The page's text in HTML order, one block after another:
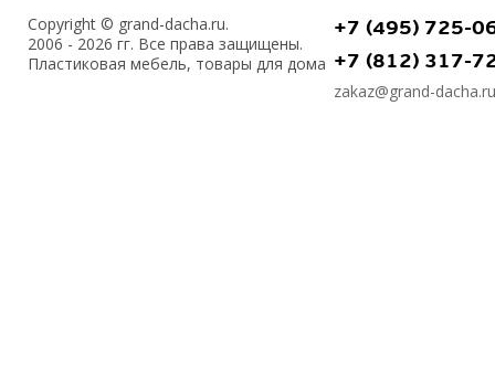
Copyright © grand-dacha.ru.
2006 - 2026 гг. Все права защищены.
Пластиковая мебель, товары для дома
+7 (495) 725-
+7 (812) 317-
zakaz@grand-dacha.ru